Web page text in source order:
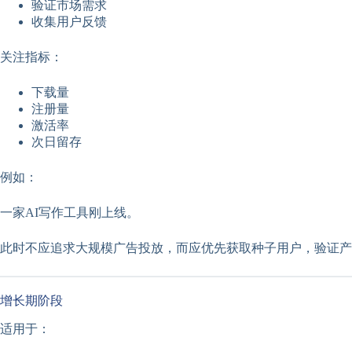
验证市场需求
收集用户反馈
关注指标：
下载量
注册量
激活率
次日留存
例如：
一家AI写作工具刚上线。
此时不应追求大规模广告投放，而应优先获取种子用户，验证
增长期阶段
适用于：